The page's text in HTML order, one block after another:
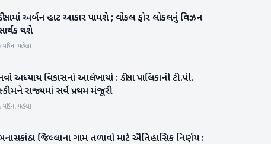
બનાસકાંઠાઅર્બન હાટ આકાર પામશે ; વોકલ ફોર લોકલનું વિઝન
થશે
મહિના પહેલા
બનાસકાંઠા
અધ્યાય વિકાસનો આલેખાયો : ડીસા પાલિકાની ટી.પી.
રાજ્યમાં સર્વ પ્રથમ મંજૂરી
મહિના પહેલા
બનાસકાંઠા જિલ્લાના ગામ તળાવો માટે ઐતિહાસિક નિર્ણય :